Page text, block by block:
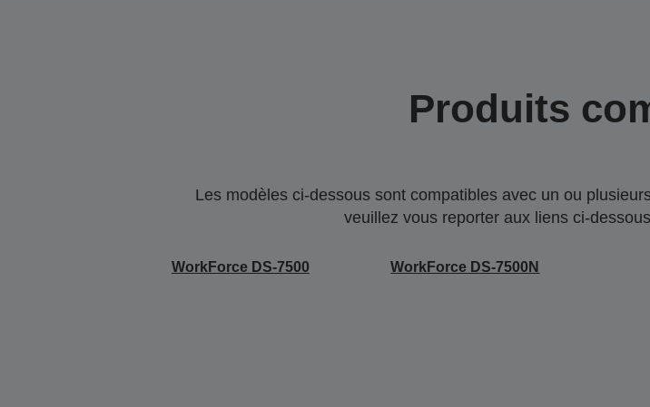
Produits
Les modèles ci-dessous sont compatibles avec un ou
veuillez vous reporter aux liens ci-
WorkForce DS-7500 WorkForce DS-7500N